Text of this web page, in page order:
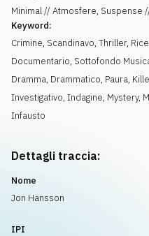
Minimal // Atmosfere, Suspense
Keyword:
Crimine, Scandinavo, Thriller,
Documentario, Sottofondo
Dramma, Drammatico, Paura,
Investigativo, Indagine, Mystery,
Infausto
Dettagli traccia:
Nome
Jon Hansson
IPI